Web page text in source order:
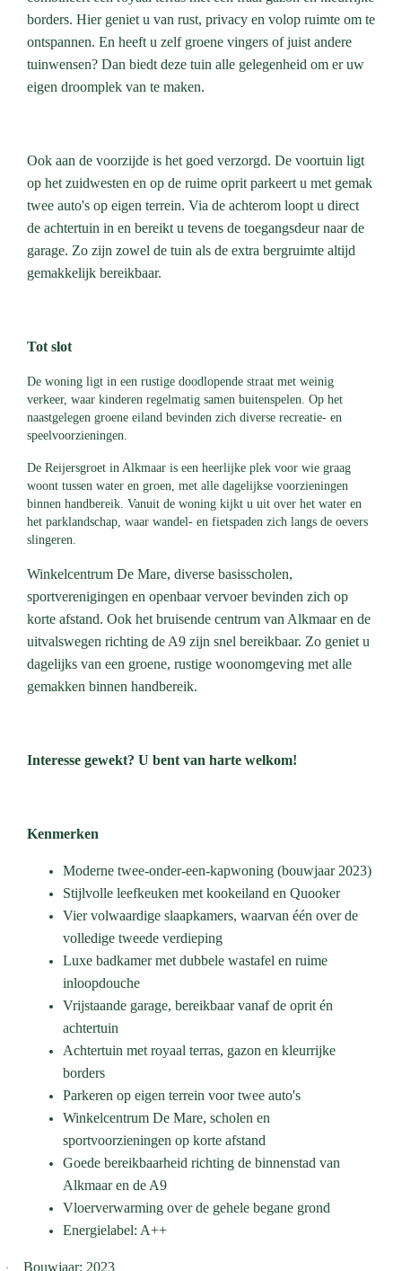
borders. Hier geniet u van rust, privacy en volop ruimte om te
ontspannen. En heeft u zelf groene vingers of juist andere
tuinwensen? Dan biedt deze tuin alle gelegenheid om er uw
eigen droomplek van te maken.
Ook aan de voorzijde is het goed verzorgd. De voortuin ligt
op het zuidwesten en op de ruime oprit parkeert u met gemak
twee auto's op eigen terrein. Via de achterom loopt u direct
de achtertuin in en bereikt u tevens de toegangsdeur naar de
garage. Zo zijn zowel de tuin als de extra bergruimte altijd
gemakkelijk bereikbaar.
Tot slot
De woning ligt in een rustige doodlopende straat met weinig
verkeer, waar kinderen regelmatig samen buitenspelen. Op het
naastgelegen groene eiland bevinden zich diverse recreatie- en
speelvoorzieningen.
De Reijersgroet in Alkmaar is een heerlijke plek voor wie graag
woont tussen water en groen, met alle dagelijkse voorzieningen
binnen handbereik. Vanuit de woning kijkt u uit over het water en
het parklandschap, waar wandel- en fietspaden zich langs de oevers
slingeren.
Winkelcentrum De Mare, diverse basisscholen,
sportverenigingen en openbaar vervoer bevinden zich op
korte afstand. Ook het bruisende centrum van Alkmaar en de
uitvalswegen richting de A9 zijn snel bereikbaar. Zo geniet u
dagelijks van een groene, rustige woonomgeving met alle
gemakken binnen handbereik.
Interesse gewekt? U bent van harte welkom!
Kenmerken
Moderne twee-onder-een-kapwoning (bouwjaar 2023)
Stijlvolle leefkeuken met kookeiland en Quooker
Vier volwaardige slaapkamers, waarvan één over de
volledige tweede verdieping
Luxe badkamer met dubbele wastafel en ruime
inloopdouche
Vrijstaande garage, bereikbaar vanaf de oprit én
achtertuin
Achtertuin met royaal terras, gazon en kleurrijke
borders
Parkeren op eigen terrein voor twee auto's
Winkelcentrum De Mare, scholen en
sportvoorzieningen op korte afstand
Goede bereikbaarheid richting de binnenstad van
Alkmaar en de A9
Vloerverwarming over de gehele begane grond
Energielabel: A++
· Bouwjaar: 2023